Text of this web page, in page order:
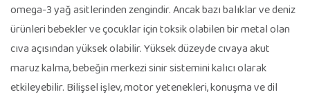
omega-3 yağ asitlerinden zengindir. Ancak bazı balıklar ve deniz
ürünleri bebekler ve çocuklar için toksik olabilen bir metal olan
cıva açısından yüksek olabilir. Yüksek düzeyde cıvaya akut
maruz kalma, bebeğin merkezi sinir sistemini kalıcı olarak
etkileyebilir. Bilişsel işlev, motor yetenekleri, konuşma ve dil